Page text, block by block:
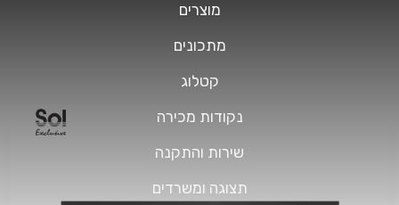
מוצרים
מתכונים
קטלוג
נקודות מכירה
שירות והתקנה
תצוגה ומשרדים